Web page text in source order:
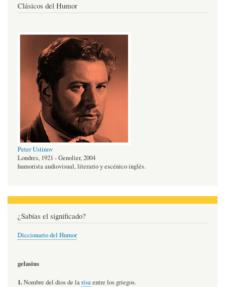
Clásicos del Humor
Peter Ustinov
Londres, 1921 - Genolier, 2004
humorista audiovisual, literario y escénico inglés.
¿Sabías el significado?
Diccionario del Humor
gelasius
1.Nombre del dios de larisaentre los griegos.